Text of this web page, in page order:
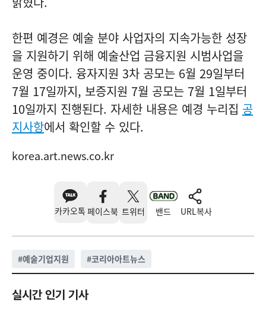
한편 예경은 예술 분야 사업자의 지속가능한 성장
을 지원하기 위해 예술산업 금융지원 시범사업을
운영 중이다. 융자지원 3차 공모는 6월 29일부터
7월 17일까지, 보증지원 7월 공모는 7월 1일부터
10일까지 진행된다. 자세한 내용은 예경 누리집 공
지사항에서 확인할 수 있다.
korea.art.news.co.kr
카카오톡 페이스북 트위터 밴드 URL복사
#예술기업지원 #코리아아트뉴스
실시간 인기 기사